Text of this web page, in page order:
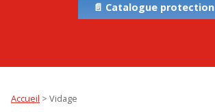
📄 Catalogue protection
Accueil > Vidage